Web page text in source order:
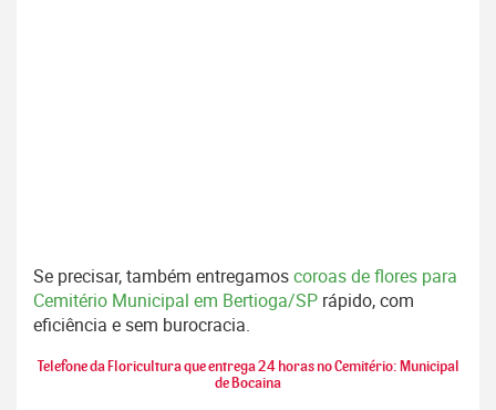
Se precisar, também entregamoscoroas de flores para
Cemitério Municipal em Bertioga/SP rápido, com
eficiência e sem burocracia.
Telefone da Floricultura que entrega 24 horas no Cemitério: Municipal
de Bocaina